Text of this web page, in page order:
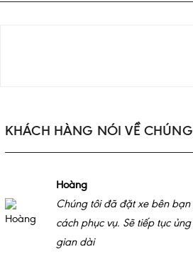
KHÁCH HÀNG NÓI VỀ
Hoàng
Chúng tôi đã đặt xe bên
cách phục vụ. Sẽ tiếp tục
gian dài